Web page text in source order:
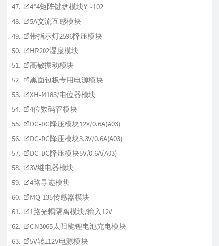
4*4矩阵键盘模块YL-102
5A交流互感模块
带指示灯2596降压模块
HR202湿度模块
高敏振动模块
黑面包板专用电源模块
XH-M183/电位器模块
4位数码管模块
DC-DC降压模块12V/0.6A(A03)
DC-DC降压模块3.3V/0.6A(A03)
DC-DC降压模块5V/0.6A(A03)
3V继电器模块
4路寻迹模块
MQ-135传感器模块
1路光耦隔离模块/输入12V
CN3065太阳能锂电池充电模块
5V转±12V电源模块